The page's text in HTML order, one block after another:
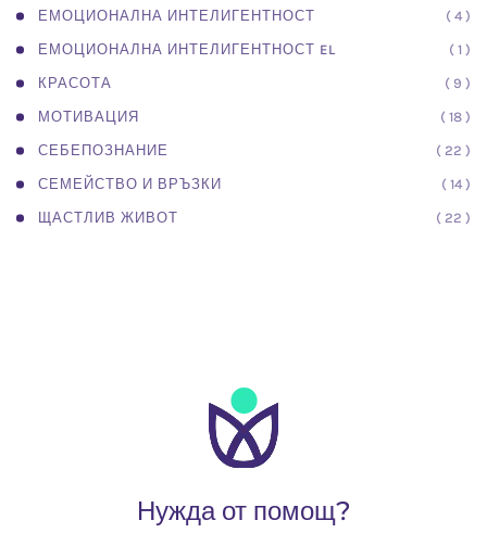
ЕМОЦИОНАЛНА ИНТЕЛИГЕНТНОСТ ( 4 )
ЕМОЦИОНАЛНА ИНТЕЛИГЕНТНОСТ EL ( 1 )
КРАСОТА ( 9 )
МОТИВАЦИЯ ( 18 )
СЕБЕПОЗНАНИЕ ( 22 )
СЕМЕЙСТВО И ВРЪЗКИ ( 14 )
ЩАСТЛИВ ЖИВОТ ( 22 )
Нужда от помощ?